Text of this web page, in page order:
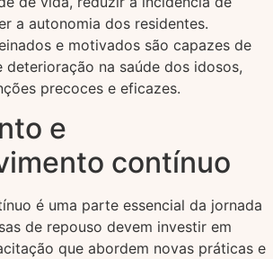
a autonomia dos residentes.
e motivados são capazes de
deterioração na saúde dos idosos,
precoces e eficazes.
e
contínuo
é uma parte essencial da jornada
de repouso devem investir em
que abordem novas práticas e